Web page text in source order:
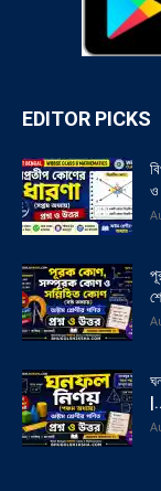
EDITOR PICKS
ও